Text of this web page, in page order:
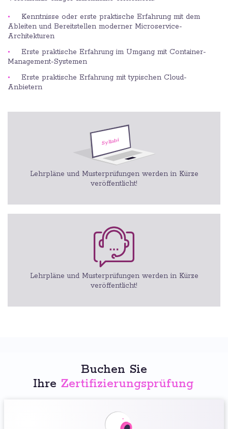
Kenntnisse oder erste praktische Erfahrung mit dem
Ableiten und Bereitstellen moderner Microservice-
Architekturen
Erste praktische Erfahrung im Umgang mit Container-
Management-Systemen
Erste praktische Erfahrung mit typischen Cloud-
Anbietern
Lehrpläne und Musterprüfungen werden in Kürze
veröffentlicht!
Lehrpläne und Musterprüfungen werden in Kürze
veröffentlicht!
Buchen Sie
Ihre Zertifizierungsprüfung: